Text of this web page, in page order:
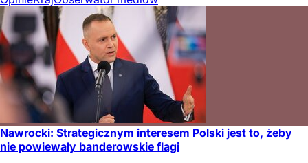
Nawrocki: Strategicznym interesem Polski jest to, żeby
nie powiewały banderowskie flagi